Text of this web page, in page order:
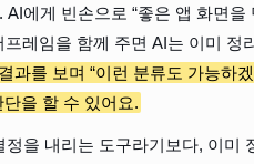
에게 빈손으로 “좋은 앱 화면
레임을 함께 주면 AI는 이미 정
과를 보며 “이런 분류도 가능하
을 할 수 있어요.
을 내리는 도구라기보다, 이미